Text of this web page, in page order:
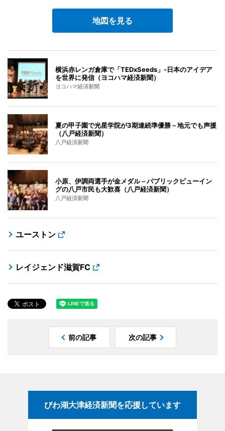
地図を見る
横浜赤レンガ倉庫で「TEDxSeeds」-日本のアイデア
を世界に発信（ヨコハマ経済新聞）
ヨコハマ経済新聞
夏の甲子園で光星学院が3期連続準優勝－地元でも声援
（八戸経済新聞）
八戸経済新聞
小原、伊調両選手が金メダル－パブリックビューイン
グの八戸市民も大歓喜（八戸経済新聞）
八戸経済新聞
ユーストン
レイジェンド滋賀FC
前の記事 次の記事
びわ湖大津経済新聞を応援しています